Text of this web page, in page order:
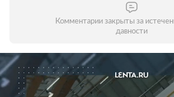
Комментарии закрыты за
давности